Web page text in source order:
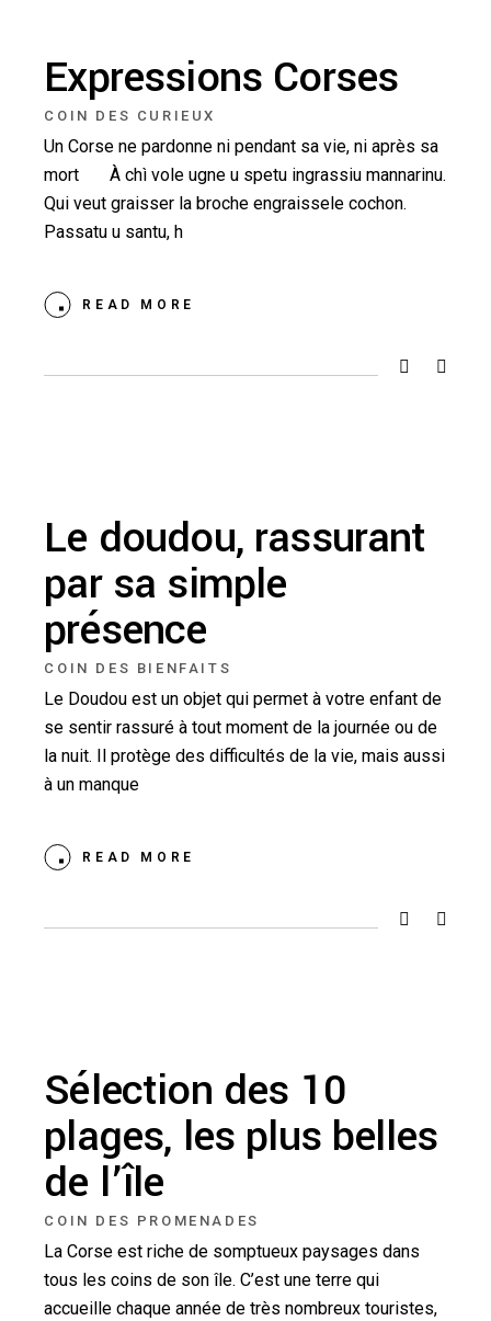
Expressions Corses
COIN DES CURIEUX
Un Corse ne pardonne ni pendant sa vie, ni après sa
mort À chì vole ugne u spetu ingrassiu mannarinu.
Qui veut graisser la broche engraissele cochon.
Passatu u santu, h
READ MORE
Le doudou, rassurant
par sa simple
présence
COIN DES BIENFAITS
Le Doudou est un objet qui permet à votre enfant de
se sentir rassuré à tout moment de la journée ou de
la nuit. Il protège des difficultés de la vie, mais aussi
à un manque
READ MORE
Sélection des 10
plages, les plus belles
de l’île
COIN DES PROMENADES
La Corse est riche de somptueux paysages dans
tous les coins de son île. C’est une terre qui
accueille chaque année de très nombreux touristes,